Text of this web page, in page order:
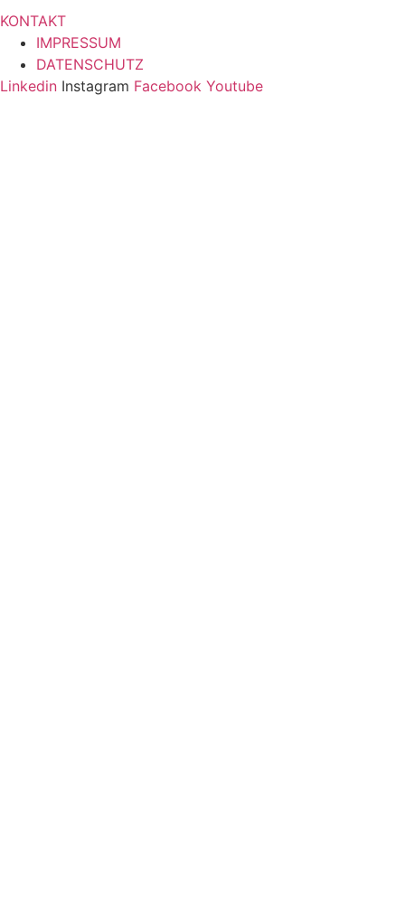
KONTAKT
IMPRESSUM
DATENSCHUTZ
Linkedin Instagram Facebook Youtube